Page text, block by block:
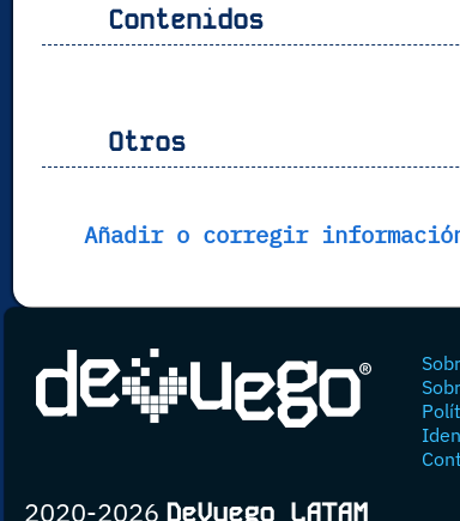
Contenidos
Otros
Añadir o corregir
2020-2026 DeVuego LATAM